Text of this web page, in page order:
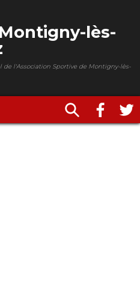
lès-
de l'Association Sportive de Montigny-lès-